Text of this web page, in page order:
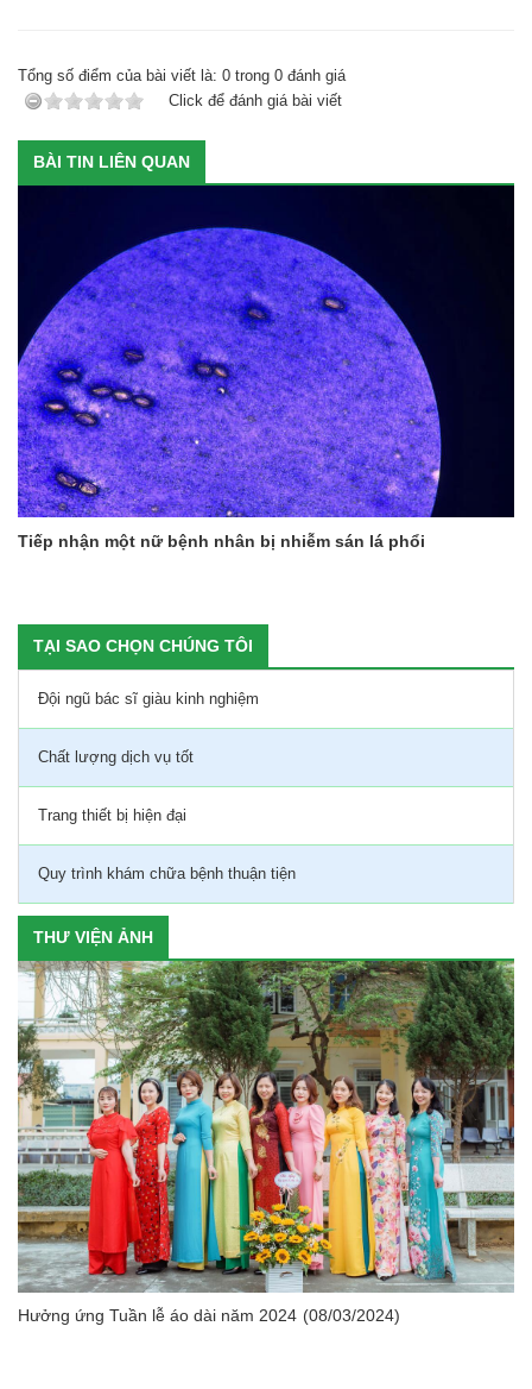
Tổng số điểm của bài viết là: 0 trong 0 đánh giá
Click để đánh giá bài viết
BÀI TIN LIÊN QUAN
Tiếp nhận một nữ bệnh nhân bị nhiễm sán lá phổi
TẠI SAO CHỌN CHÚNG TÔI
Đội ngũ bác sĩ giàu kinh nghiệm
Chất lượng dịch vụ tốt
Trang thiết bị hiện đại
Quy trình khám chữa bệnh thuận tiện
THƯ VIỆN ẢNH
Hưởng ứng Tuần lễ áo dài năm 2024 (08/03/2024)